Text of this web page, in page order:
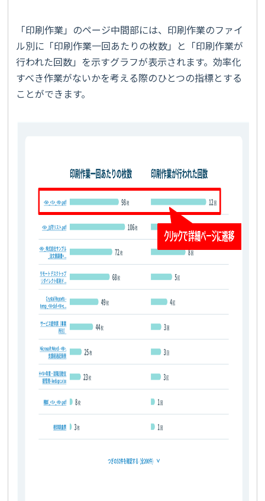
「印刷作業」のページ中間部には、印刷作業のファイ
ル別に「印刷作業一回あたりの枚数」と「印刷作業が
行われた回数」を示すグラフが表示されます。効率化
すべき作業がないかを考える際のひとつの指標とする
ことができます。